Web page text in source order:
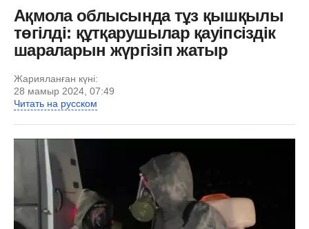
Ақмола облысында тұз қышқылы
төгілді: құтқарушылар қауіпсіздік
шараларын жүргізіп жатыр
Жарияланған күні:
28 мамыр 2024, 07:49
Читать на русском